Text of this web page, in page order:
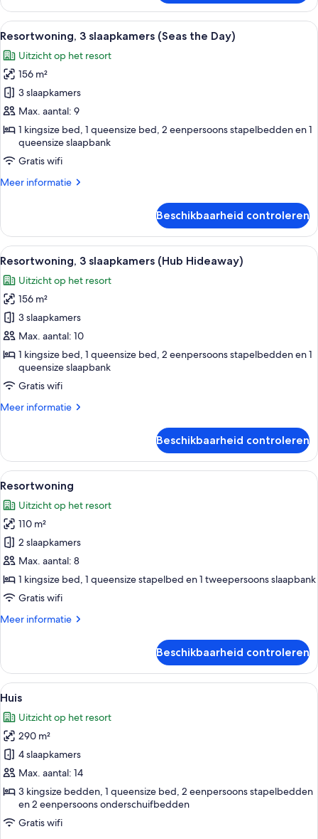
3
slaapkamers
(Endless
Alle
foto's
voor
Resortwoning,
3
slaapkamers
(Seas
the
Day)
laden
Een woonkamer met een
13
Resortwoning, 3 slaapkamers (Seas the Day)
Uitzicht op het resort
156 m²
3 slaapkamers
Max. aantal: 9
1 kingsize bed, 1 queensize bed, 2 eenpersoons stapelbedden en 1
queensize slaapbank
Gratis wifi
Meer informatie
Meer
3
slaapkamers
(Seas
Day)
Beschikbaarheid controleren
Alle
foto's
voor
Resortwoning,
3
slaapkamers
(Hub
Hideaway)
laden
Een woonkamer met een
13
Resortwoning, 3 slaapkamers (Hub Hideaway)
Uitzicht op het resort
156 m²
3 slaapkamers
Max. aantal: 10
1 kingsize bed, 1 queensize bed, 2 eenpersoons stapelbedden en 1
queensize slaapbank
Gratis wifi
Meer informatie
Meer
3
slaapkamers
(Hub
Beschikbaarheid controleren
Alle
foto's
voor
Resortwoning
laden
Een ruime woonkamer met een
12
Resortwoning
Uitzicht op het resort
110 m²
2 slaapkamers
Max. aantal: 8
1 kingsize bed, 1 queensize stapelbed en 1 tweepersoons slaapbank
Gratis wifi
Meer informatie
Meer
Beschikbaarheid controleren
Alle
foto's
voor
Huis
laden
Een huis met twee verdiepingen,
23
Huis
Uitzicht op het resort
290 m²
4 slaapkamers
Max. aantal: 14
3 kingsize bedden, 1 queensize bed, 2 eenpersoons stapelbedden
en 2 eenpersoons onderschuifbedden
Gratis wifi